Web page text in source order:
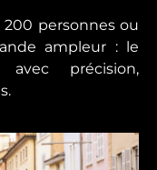
personnes ou
ampleur : le
précision,